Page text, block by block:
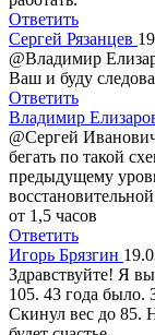
Ответить
Сергей Рязанцев
@Владимир
Ваш и буду
Ответить
Владимир
@Сергей
бегать по такой
предыдущему
от 1,5 часов
Ответить
Игорь Брязгин
Здравствуйте! Я
105. 43 года было.
Скинул вес до 85.